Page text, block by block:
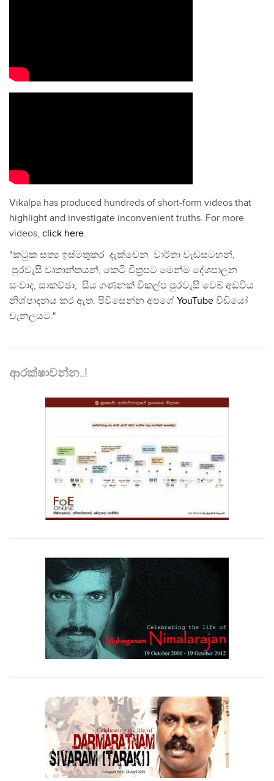
Vikalpa has produced hundreds of short-form videos that
highlight and investigate inconvenient truths. For more
videos, click here.
"කටුක සත්‍ය ඉස්මතුකර දැක්වෙන වාර්තා වැඩසටහන්,
පුරවැසි වෘතාන්තයන්, කෙටි චිත්‍රපට මෙන්ම දේශපාලන
සංවාද, සාකච්ඡා, සිය ගණනක් විකල්ප පුරවැසි වෙබ් අඩවිය
නිශ්පාදනය කර ඇත. පිවිසෙන්න අපගේ YouTube වීඩියෝ
චැනලයට."
ආරක්ෂාවන්න..!